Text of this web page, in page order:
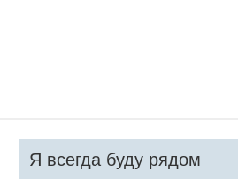
Я всегда буду рядом